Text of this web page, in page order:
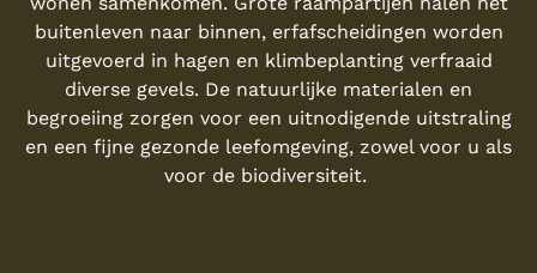
buitenleven naar binnen, erfafscheidingen worden
uitgevoerd in hagen en klimbeplanting verfraaid
diverse gevels. De natuurlijke materialen en
begroeiing zorgen voor een uitnodigende uitstraling
en een fijne gezonde leefomgeving, zowel voor u als
voor de biodiversiteit.